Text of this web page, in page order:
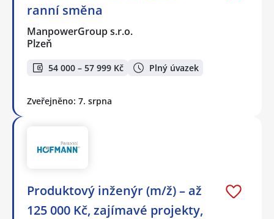
ranní směna
ManpowerGroup s.r.o.
Plzeň
54 000 – 57 999 Kč Plný úvazek
Zveřejněno: 7. srpna
Produktový inženýr (m/ž) – až
125 000 Kč, zajímavé projekty,